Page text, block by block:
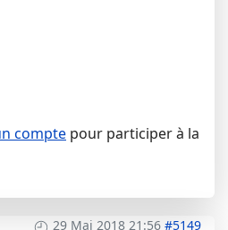
compte pour participer à la
29 Mai 2018 21:56 #5149